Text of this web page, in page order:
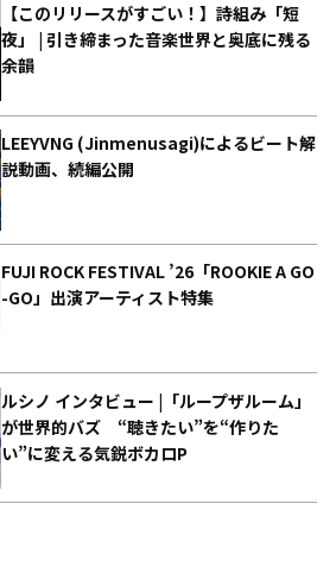
【このリリースがすごい！】詩組み「短
夜」 | 引き締まった音楽世界と奥底に残る
余韻
LEEYVNG (Jinmenusagi)によるビート解
説動画、続編公開
FUJI ROCK FESTIVAL ’26「ROOKIE A GO
-GO」出演アーティスト特集
ルシノ インタビュー |「ループザルーム」
が世界的バズ “聴きたい”を“作りた
い”に変える気鋭ボカロP